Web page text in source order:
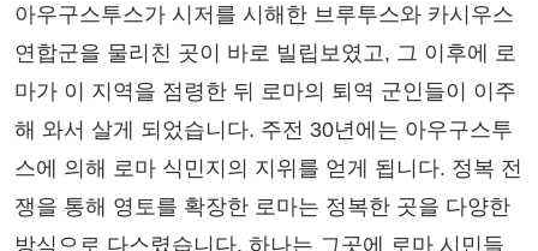
아우구스투스가 시저를 시해한 브루투스와 카시우스
연합군을 물리친 곳이 바로 빌립보였고, 그 이후에 로
마가 이 지역을 점령한 뒤 로마의 퇴역 군인들이 이주
해 와서 살게 되었습니다. 주전 30년에는 아우구스투
스에 의해 로마 식민지의 지위를 얻게 됩니다. 정복 전
쟁을 통해 영토를 확장한 로마는 정복한 곳을 다양한
방식으로 다스렸습니다. 하나는 그곳에 로마 시민들